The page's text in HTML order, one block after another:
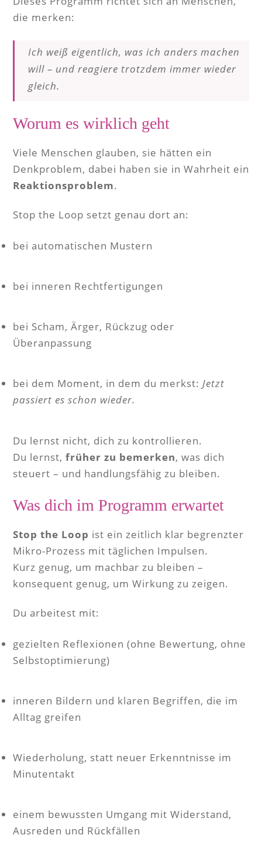
die merken:
Ich weiß eigentlich, was ich anders machen
will – und reagiere trotzdem immer wieder
gleich.
Worum es wirklich geht
Viele Menschen glauben, sie hätten ein
Denkproblem, dabei haben sie in Wahrheit ein
Reaktionsproblem.
Stop the Loop setzt genau dort an:
bei automatischen Mustern
bei inneren Rechtfertigungen
bei Scham, Ärger, Rückzug oder
Überanpassung
bei dem Moment, in dem du merkst: Jetzt
passiert es schon wieder.
Du lernst nicht, dich zu kontrollieren.
Du lernst, früher zu bemerken, was dich
steuert – und handlungsfähig zu bleiben.
Was dich im Programm erwartet
Stop the Loop ist ein zeitlich klar begrenzter
Mikro-Prozess mit täglichen Impulsen.
Kurz genug, um machbar zu bleiben –
konsequent genug, um Wirkung zu zeigen.
Du arbeitest mit:
gezielten Reflexionen (ohne Bewertung, ohne
Selbstoptimierung)
inneren Bildern und klaren Begriffen, die im
Alltag greifen
Wiederholung, statt neuer Erkenntnisse im
Minutentakt
einem bewussten Umgang mit Widerstand,
Ausreden und Rückfällen